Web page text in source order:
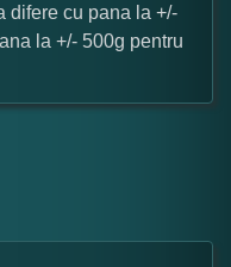
difere cu pana la +/-
la +/- 500g pentru